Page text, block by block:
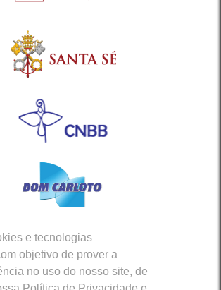
e tecnologias
objetivo de prover a
no uso do nosso site, de
em nossas Redes Sociais